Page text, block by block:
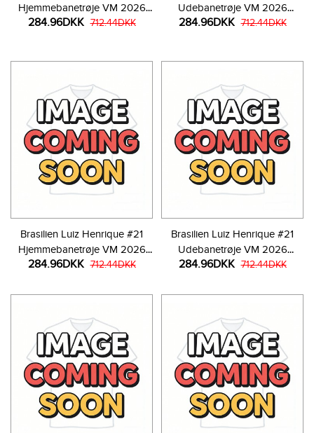
Hjemmebanetrøje VM 2026
Kortærmet
284.96DKK 712.44DKK
Udebanetrøje VM 2026
Kortærmet
284.96DKK 712.44DKK
Brasilien Luiz Henrique #21
Hjemmebanetrøje VM 2026
Kortærmet
284.96DKK 712.44DKK
Brasilien Luiz Henrique #21
Udebanetrøje VM 2026
Kortærmet
284.96DKK 712.44DKK